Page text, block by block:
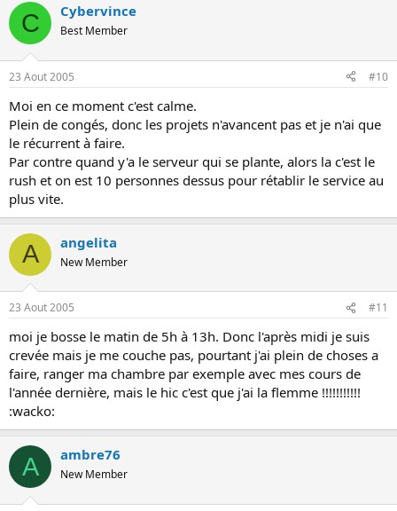
C Cybervince
Best Member
23 Aout 2005 #10
Moi en ce moment c'est calme.
Plein de congés, donc les projets n'avancent pas et je n'ai que
le récurrent à faire.
Par contre quand y'a le serveur qui se plante, alors la c'est le
rush et on est 10 personnes dessus pour rétablir le service au
plus vite.
A angelita
New Member
23 Aout 2005 #11
moi je bosse le matin de 5h à 13h. Donc l'après midi je suis
crevée mais je me couche pas, pourtant j'ai plein de choses a
faire, ranger ma chambre par exemple avec mes cours de
l'année dernière, mais le hic c'est que j'ai la flemme !!!!!!!!!!!
:wacko:
A ambre76
New Member